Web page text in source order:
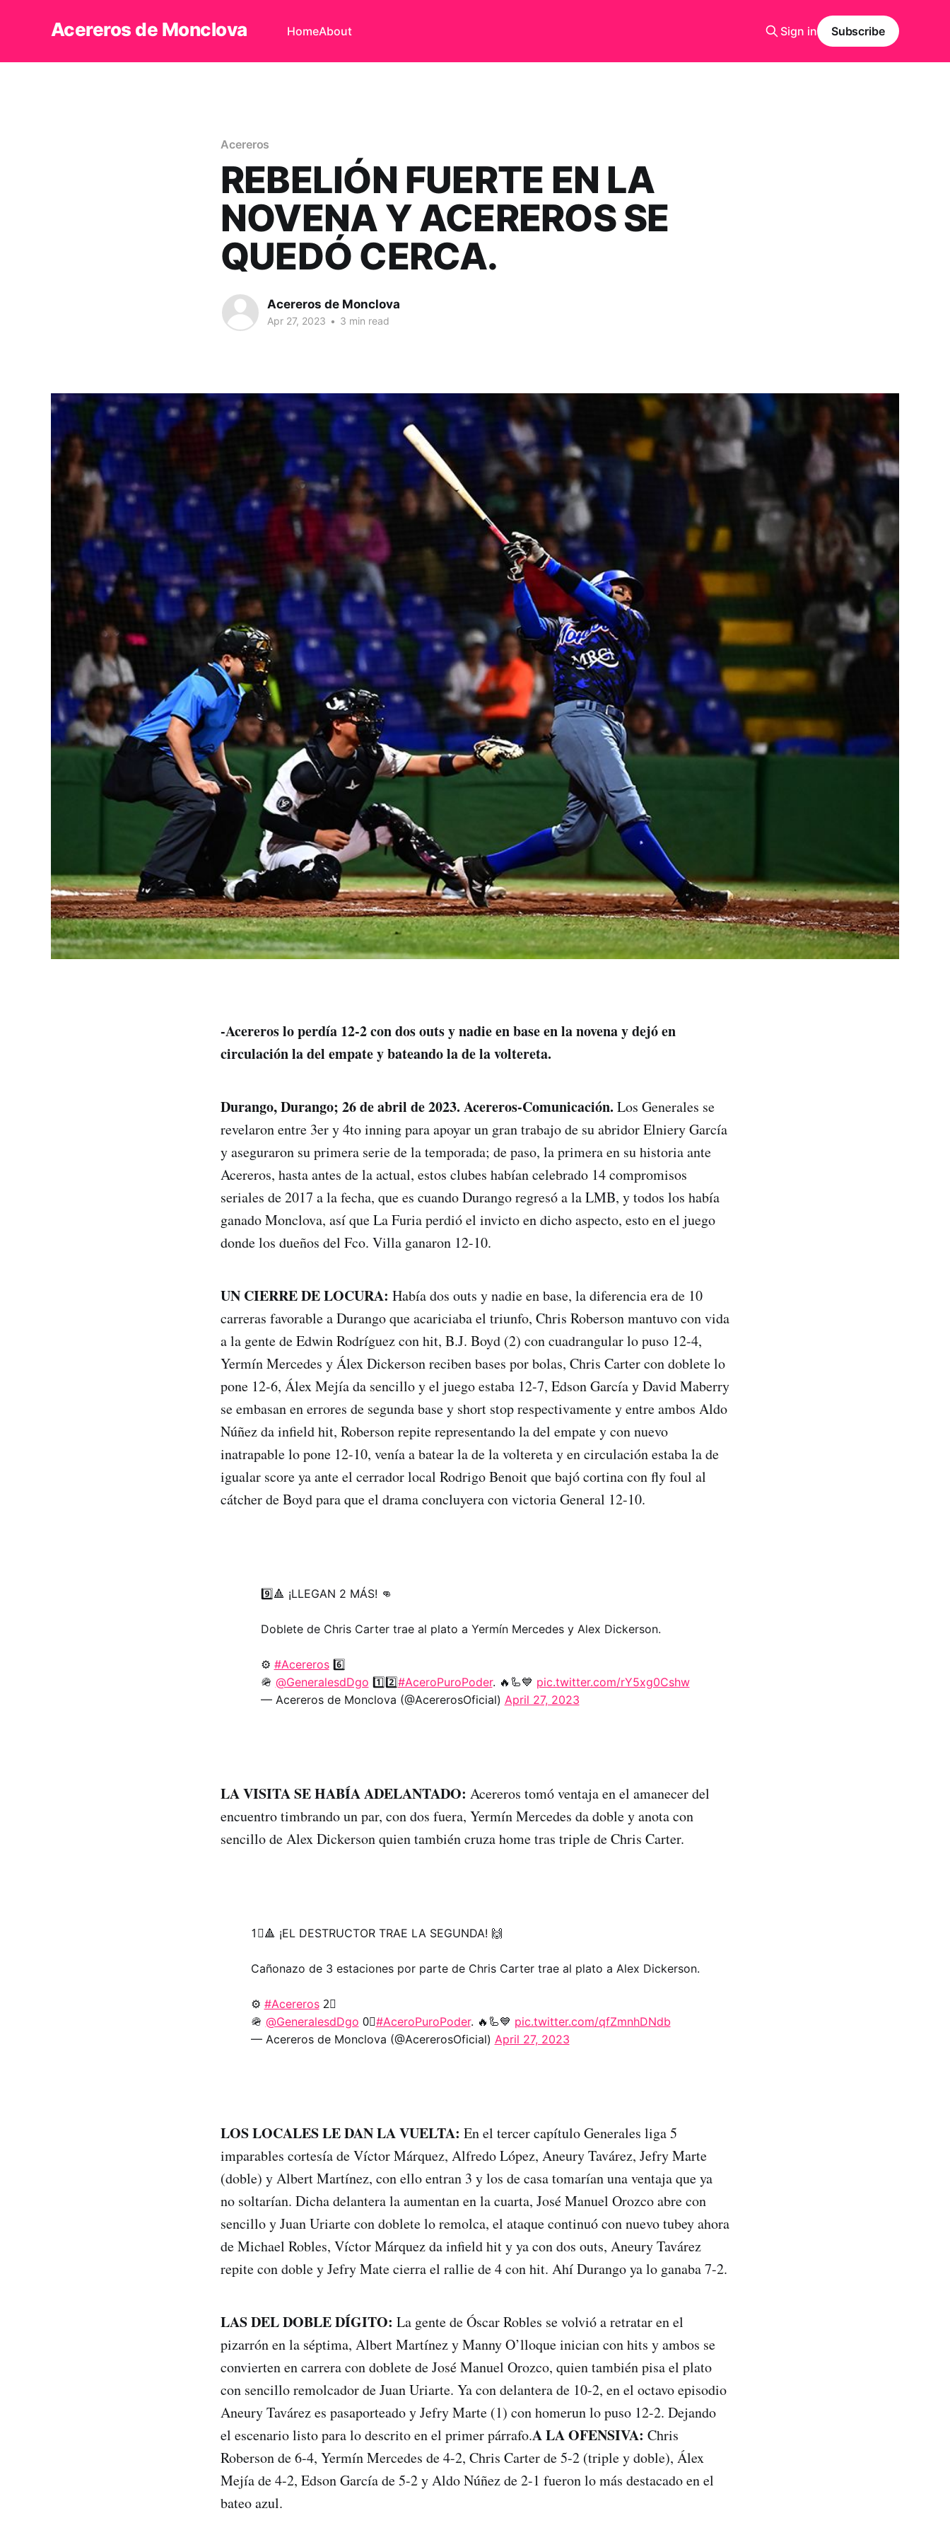
Acereros de Monclova HomeAbout Sign in Subscribe
Acereros
REBELIÓN FUERTE EN LA
NOVENA Y ACEREROS SE
QUEDÓ CERCA.
Acereros de Monclova
Apr 27, 2023 • 3 min read
-Acereros lo perdía 12-2 con dos outs y nadie en base en la novena y dejó en
circulación la del empate y bateando la de la voltereta.
Durango, Durango; 26 de abril de 2023. Acereros-Comunicación. Los Generales se
revelaron entre 3er y 4to inning para apoyar un gran trabajo de su abridor Elniery García
y aseguraron su primera serie de la temporada; de paso, la primera en su historia ante
Acereros, hasta antes de la actual, estos clubes habían celebrado 14 compromisos
seriales de 2017 a la fecha, que es cuando Durango regresó a la LMB, y todos los había
ganado Monclova, así que La Furia perdió el invicto en dicho aspecto, esto en el juego
donde los dueños del Fco. Villa ganaron 12-10.
UN CIERRE DE LOCURA: Había dos outs y nadie en base, la diferencia era de 10
carreras favorable a Durango que acariciaba el triunfo, Chris Roberson mantuvo con vida
a la gente de Edwin Rodríguez con hit, B.J. Boyd (2) con cuadrangular lo puso 12-4,
Yermín Mercedes y Álex Dickerson reciben bases por bolas, Chris Carter con doblete lo
pone 12-6, Álex Mejía da sencillo y el juego estaba 12-7, Edson García y David Maberry
se embasan en errores de segunda base y short stop respectivamente y entre ambos Aldo
Núñez da infield hit, Roberson repite representando la del empate y con nuevo
inatrapable lo pone 12-10, venía a batear la de la voltereta y en circulación estaba la de
igualar score ya ante el cerrador local Rodrigo Benoit que bajó cortina con fly foul al
cátcher de Boyd para que el drama concluyera con victoria General 12-10.
9️⃣🔺 ¡LLEGAN 2 MÁS! 👊
Doblete de Chris Carter trae al plato a Yermín Mercedes y Alex Dickerson.
⚙️ #Acereros6️⃣
🪖 @GeneralesdDgo 1️⃣2️⃣#AceroPuroPoder. 🔥🦾💙 pic.twitter.com/rY5xg0Cshw
— Acereros de Monclova (@AcererosOficial) April 27, 2023
LA VISITA SE HABÍA ADELANTADO: Acereros tomó ventaja en el amanecer del
encuentro timbrando un par, con dos fuera, Yermín Mercedes da doble y anota con
sencillo de Alex Dickerson quien también cruza home tras triple de Chris Carter.
1⃣🔺 ¡EL DESTRUCTOR TRAE LA SEGUNDA! 🙌
Cañonazo de 3 estaciones por parte de Chris Carter trae al plato a Alex Dickerson.
⚙️ #Acereros2⃣
🪖 @GeneralesdDgo 0⃣#AceroPuroPoder. 🔥🦾💙 pic.twitter.com/qfZmnhDNdb
— Acereros de Monclova (@AcererosOficial) April 27, 2023
LOS LOCALES LE DAN LA VUELTA: En el tercer capítulo Generales liga 5
imparables cortesía de Víctor Márquez, Alfredo López, Aneury Tavárez, Jefry Marte
(doble) y Albert Martínez, con ello entran 3 y los de casa tomarían una ventaja que ya
no soltarían. Dicha delantera la aumentan en la cuarta, José Manuel Orozco abre con
sencillo y Juan Uriarte con doblete lo remolca, el ataque continuó con nuevo tubey ahora
de Michael Robles, Víctor Márquez da infield hit y ya con dos outs, Aneury Tavárez
repite con doble y Jefry Mate cierra el rallie de 4 con hit. Ahí Durango ya lo ganaba 7-2.
LAS DEL DOBLE DÍGITO: La gente de Óscar Robles se volvió a retratar en el
pizarrón en la séptima, Albert Martínez y Manny O’lloque inician con hits y ambos se
convierten en carrera con doblete de José Manuel Orozco, quien también pisa el plato
con sencillo remolcador de Juan Uriarte. Ya con delantera de 10-2, en el octavo episodio
Aneury Tavárez es pasaporteado y Jefry Marte (1) con homerun lo puso 12-2. Dejando
el escenario listo para lo descrito en el primer párrafo.A LA OFENSIVA: Chris
Roberson de 6-4, Yermín Mercedes de 4-2, Chris Carter de 5-2 (triple y doble), Álex
Mejía de 4-2, Edson García de 5-2 y Aldo Núñez de 2-1 fueron lo más destacado en el
bateo azul.